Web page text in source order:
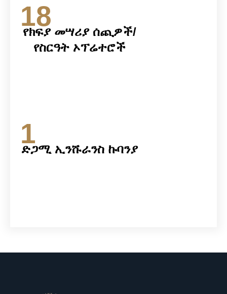
18
የክፍያ መሣሪያ ሰጪዎች/
የስርዓት ኦፕሬተሮች
1
ድጋሚ ኢንሹራንስ ኩባንያ